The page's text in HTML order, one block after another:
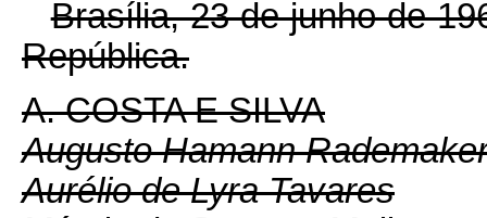
Brasília, 23 de junho de
República.
A. COSTA E SILVA
Augusto Hamann
Aurélio de Lyra Tavares